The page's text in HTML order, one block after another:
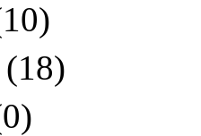
(18)